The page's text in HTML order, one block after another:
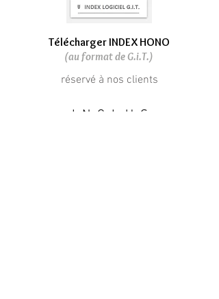
Télécharger INDEX HONO
(au format de G.i.T.)
réservé à nos clients
I N C L U S